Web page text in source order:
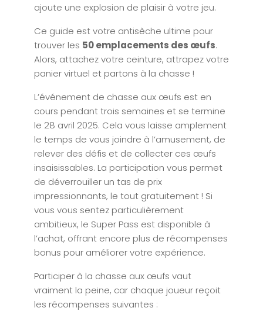
ajoute une explosion de plaisir à votre jeu.
Ce guide est votre antisèche ultime pour
trouver les 50 emplacements des œufs.
Alors, attachez votre ceinture, attrapez votre
panier virtuel et partons à la chasse !
L’événement de chasse aux œufs est en
cours pendant trois semaines et se termine
le 28 avril 2025. Cela vous laisse amplement
le temps de vous joindre à l’amusement, de
relever des défis et de collecter ces œufs
insaisissables. La participation vous permet
de déverrouiller un tas de prix
impressionnants, le tout gratuitement ! Si
vous vous sentez particulièrement
ambitieux, le Super Pass est disponible à
l’achat, offrant encore plus de récompenses
bonus pour améliorer votre expérience.
Participer à la chasse aux œufs vaut
vraiment la peine, car chaque joueur reçoit
les récompenses suivantes :